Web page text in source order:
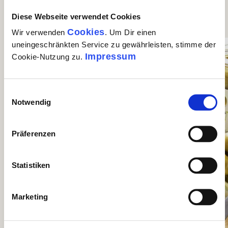
Diese Webseite verwendet Cookies
Wir verwenden Cookies. Um Dir einen
uneingeschränkten Service zu gewährleisten, stimme der
Cookie-Nutzung zu. Impressum
Notwendig
Präferenzen
Statistiken
Marketing
Dazu noch mehr Gusto für Dich
Produktgalerie überspringen